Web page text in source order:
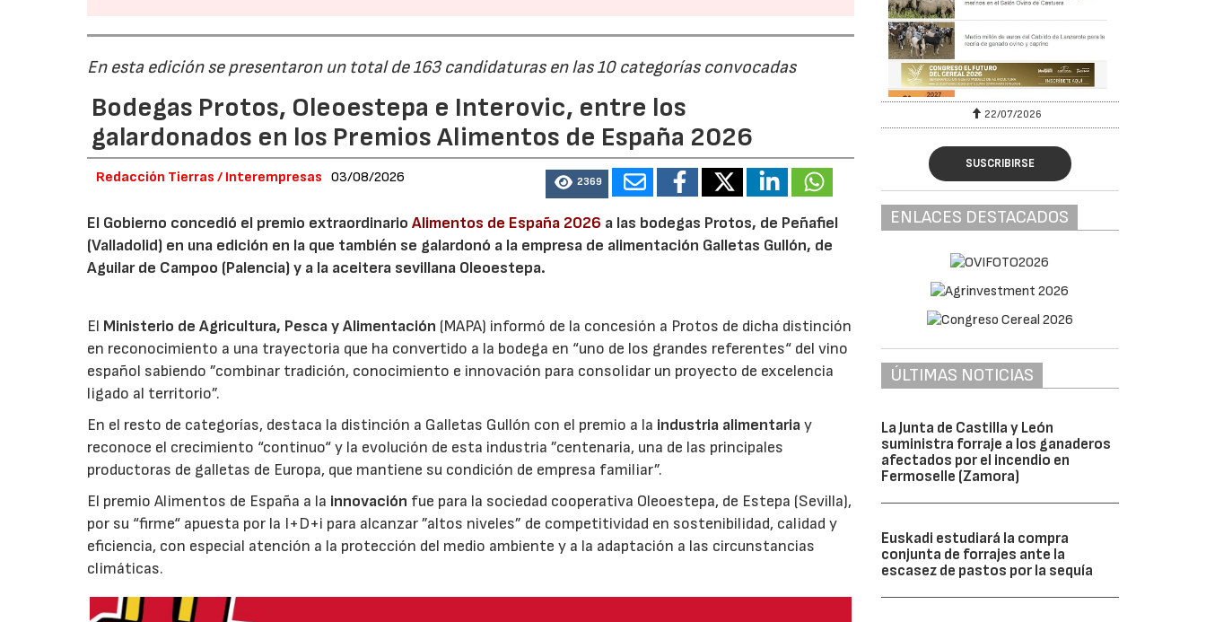
En esta edición se presentaron un total de 163 candidaturas en las 10 categorías convocadas
Bodegas Protos, Oleoestepa e Interovic, entre los
galardonados en los Premios Alimentos de España 2026
Redacción Tierras / Interempresas 03/08/2026 2369
El Gobierno concedió el premio extraordinarioAlimentos de España 2026 a las bodegas Protos, de Peñafiel
(Valladolid) en una edición en la que también se galardonó a la empresa de alimentación Galletas Gullón, de
Aguilar de Campoo (Palencia) y a la aceitera sevillana Oleoestepa.
El Ministerio de Agricultura, Pesca y Alimentación (MAPA) informó de la concesión a Protos de dicha distinción
en reconocimiento a una trayectoria que ha convertido a la bodega en “uno de los grandes referentes“ del vino
español sabiendo ”combinar tradición, conocimiento e innovación para consolidar un proyecto de excelencia
ligado al territorio”.
En el resto de categorías, destaca la distinción a Galletas Gullón con el premio a la industria alimentariay
reconoce el crecimiento “continuo“ y la evolución de esta industria ”centenaria, una de las principales
productoras de galletas de Europa, que mantiene su condición de empresa familiar”.
El premio Alimentos de España a la innovación fue para la sociedad cooperativa Oleoestepa, de Estepa (Sevilla),
por su “firme“ apuesta por la I+D+i para alcanzar ”altos niveles” de competitividad en sostenibilidad, calidad y
eficiencia, con especial atención a la protección del medio ambiente y a la adaptación a las circunstancias
climáticas.
22/07/2026 22/07/2026
SUSCRIBIRSE
ENLACES DESTACADOS
ÚLTIMAS NOTICIAS
La Junta de Castilla y León
suministra forraje a los ganaderos
afectados por el incendio en
Fermoselle (Zamora)
Euskadi estudiará la compra
conjunta de forrajes ante la
escasez de pastos por la sequía